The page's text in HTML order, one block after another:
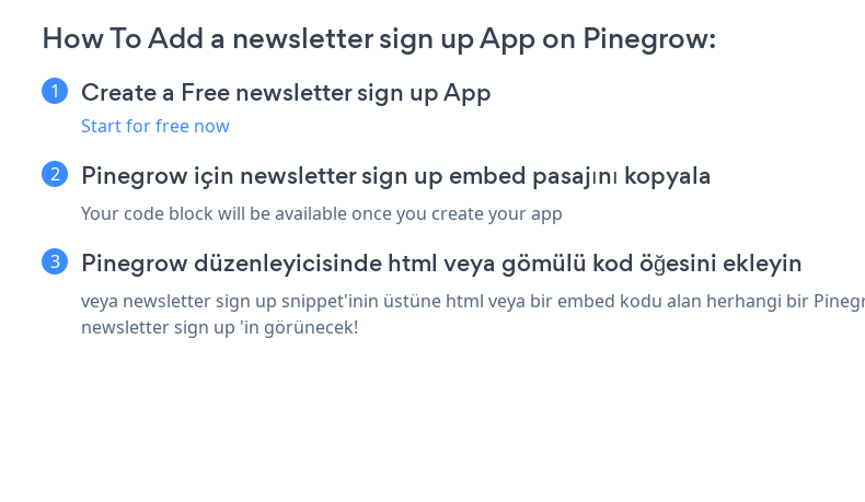
How To Add a newsletter sign up App on Pinegrow:
Create a Free newsletter sign up App
Start for free now
Pinegrow için newsletter sign up embed pasajını kopyala
Your code block will be available once you create your app
Pinegrow düzenleyicisinde html veya gömülü kod öğesini ekleyin
veya newsletter sign up snippet'inin üstüne html veya bir embed kodu alan herhangi bir
newsletter sign up 'in görünecek!